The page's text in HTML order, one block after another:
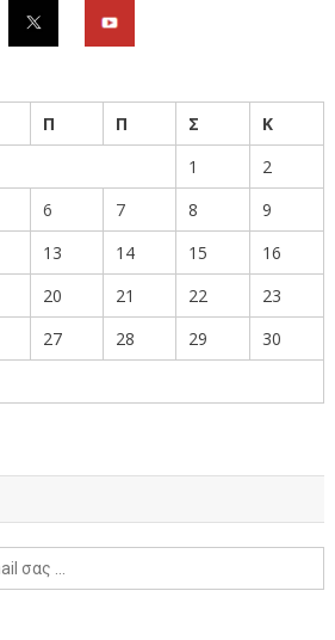
Π Π Σ
Κ
1
2
6 7 8
9
13 14 15
16
20 21 22
23
27 28 29
30